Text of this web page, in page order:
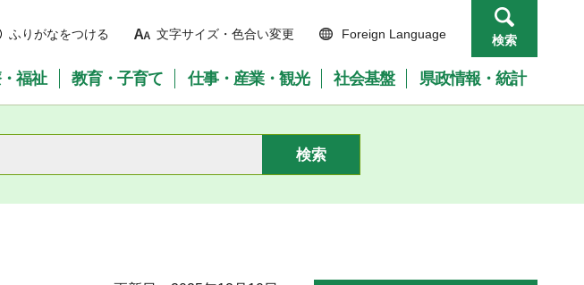
ふりがなをつける 文字サイズ・色合い変更 Foreign Language 検索
福祉 教育・子育て 仕事・産業・観光 社会基盤 県政情報・統計